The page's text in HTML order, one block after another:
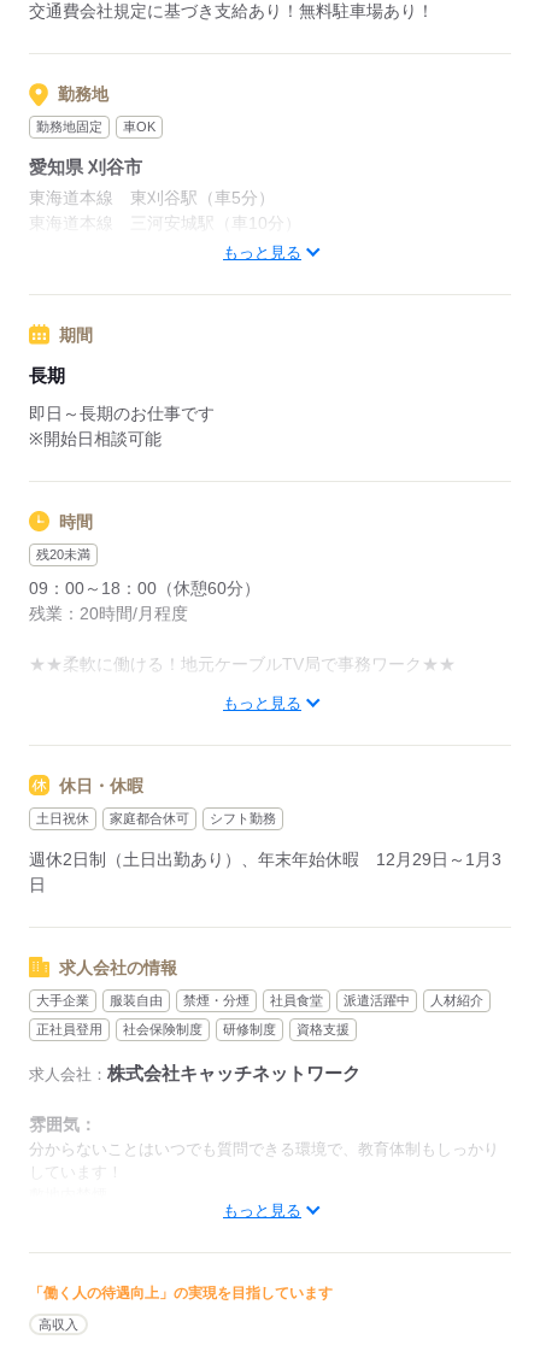
交通費会社規定に基づき支給あり！無料駐車場あり！
勤務地
勤務地固定 車OK
愛知県 刈谷市
東海道本線 東刈谷駅（車5分）
東海道本線 三河安城駅（車10分）
東海道本線 野田新町駅（車8分）
駐車場は建屋の目の前です！
もっと見る
期間
長期
即日～長期のお仕事です
※開始日相談可能
時間
残20未満
09：00～18：00（休憩60分）
残業：20時間/月程度
★★柔軟に働ける！地元ケーブルTV局で事務ワーク★★
・企業年金基金選択型福利厚生メニュー
・定期健康診断、インフルエンザ予防接種
・慶弔見舞金制度
・社員旅行
・リフレッシュ補助費（職場懇親会補助）
（有給休暇3日以上含む5連休以上取得した場合、
20,000円支給（当年1回のみ）される制度 ）他
「プライベートも大切にしたい」
「長く安心して働きたい」
もっと見る
休日・休暇
土日祝休 家庭都合休可 シフト勤務
週休2日制（土日出勤あり）、年末年始休暇 12月29日～1月3
日
求人会社の情報
大手企業 服装自由 禁煙・分煙 社員食堂 派遣活躍中
人材紹介
正社員登用
社会保険制度 研修制度 資格支援
求人会社： 株式会社キャッチネットワーク
雰囲気：
分からないことはいつでも質問できる環境で、教育体制もしっかり
しています！
仕事の仕方 ひとりで
もっと見る
「働く人の待遇向上」の実現を目指しています
高収入